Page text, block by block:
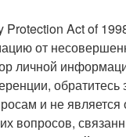
Act of
от
личной
и не является
вопросов,